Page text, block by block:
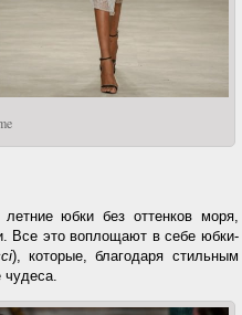
юбки без оттенков моря,
Все это воплощают в себе юбки-
), которые, благодаря стильным